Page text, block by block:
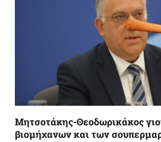
Mητσοτάκης-Θεοδωρικάκος
βιομήχανων και των